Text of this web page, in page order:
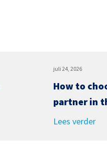
juli 24, 2026
How to
partner in
Lees verder